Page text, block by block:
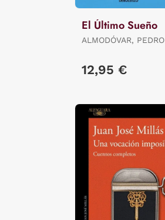
El Último Sueño
ALMODÓVAR, PEDRO
12,95 €